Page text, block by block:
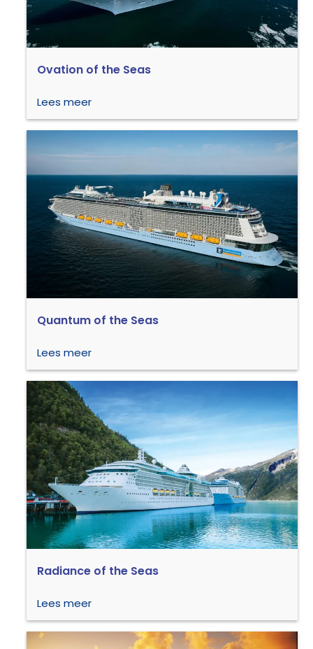
Ovation of the Seas
Lees meer
Quantum of the Seas
Lees meer
Radiance of the Seas
Lees meer